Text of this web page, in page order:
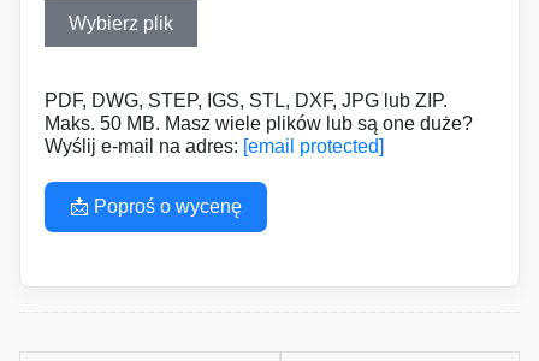
Wybierz plik
PDF, DWG, STEP, IGS, STL, DXF, JPG lub ZIP.
Maks. 50 MB. Masz wiele plików lub są one duże?
Wyślij e-mail na adres: [email protected]
📩 Poproś o wycenę